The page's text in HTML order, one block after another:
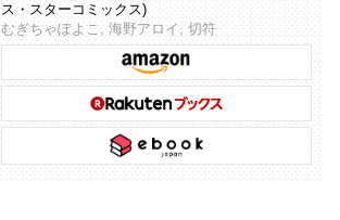
ス・スターコミックス)
むぎちゃぽよこ, 海野アロイ, 切符